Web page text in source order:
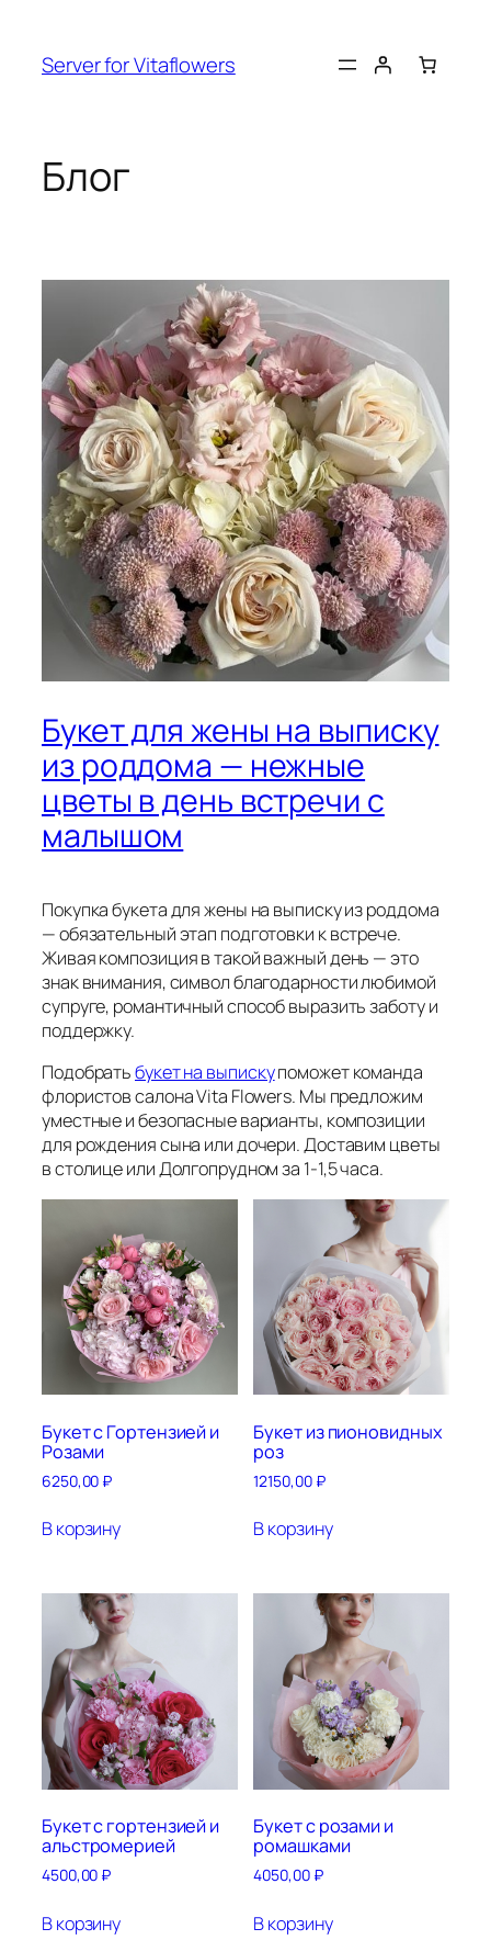
содержимому
Server for Vitaflowers
Блог
Букет для жены на выписку
из роддома — нежные
цветы в день встречи с
малышом
Покупка букета для жены на выписку из роддома
— обязательный этап подготовки к встрече.
Живая композиция в такой важный день — это
знак внимания, символ благодарности любимой
супруге, романтичный способ выразить заботу и
поддержку.
Подобратьбукет на выпискупоможет команда
флористов салона Vita Flowers. Мы предложим
уместные и безопасные варианты, композиции
для рождения сына или дочери. Доставим цветы
в столице или Долгопрудном за 1-1,5 часа.
Букет с Гортензией и
Розами
6250,00 ₽
В корзину
Букет из пионовидных
роз
12150,00 ₽
В корзину
Букет с гортензией и
альстромерией
4500,00 ₽
В корзину
Букет с розами и
ромашками
4050,00 ₽
В корзину